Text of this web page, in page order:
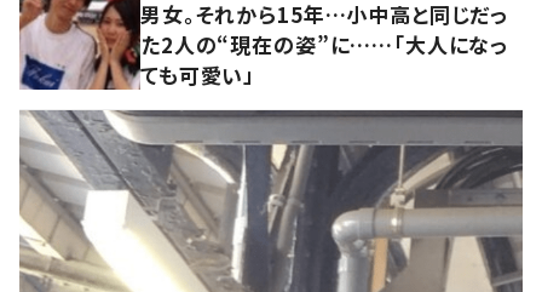
男女。それから15年…小中高と同じだっ
た2人の“現在の姿”に……「大人になっ
ても可愛い」